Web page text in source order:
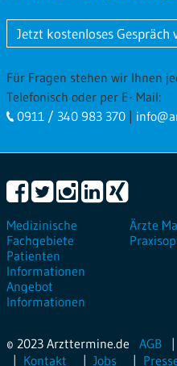
Jetzt kostenloses Gespräch
Für Fragen stehen wir Ihnen
Telefonisch oder per E- Mail:
0911 / 340 983 370 |
Medizinische
Fachgebiete
Patienten
Informationen
Angebot
Informationen
Ärzte
© 2023 Arzttermine.de AGB
Kontakt
Jobs